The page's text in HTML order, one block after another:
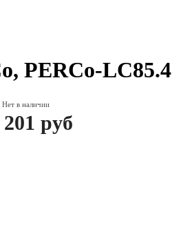
PERCo-LC85.4
Нет в наличии
201 руб